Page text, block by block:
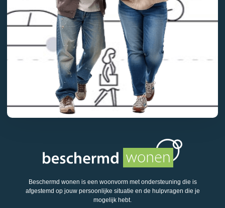
Beschermd wonen is een woonvorm met ondersteuning die is
afgestemd op jouw persoonlijke situatie en de hulpvragen die je
mogelijk hebt.